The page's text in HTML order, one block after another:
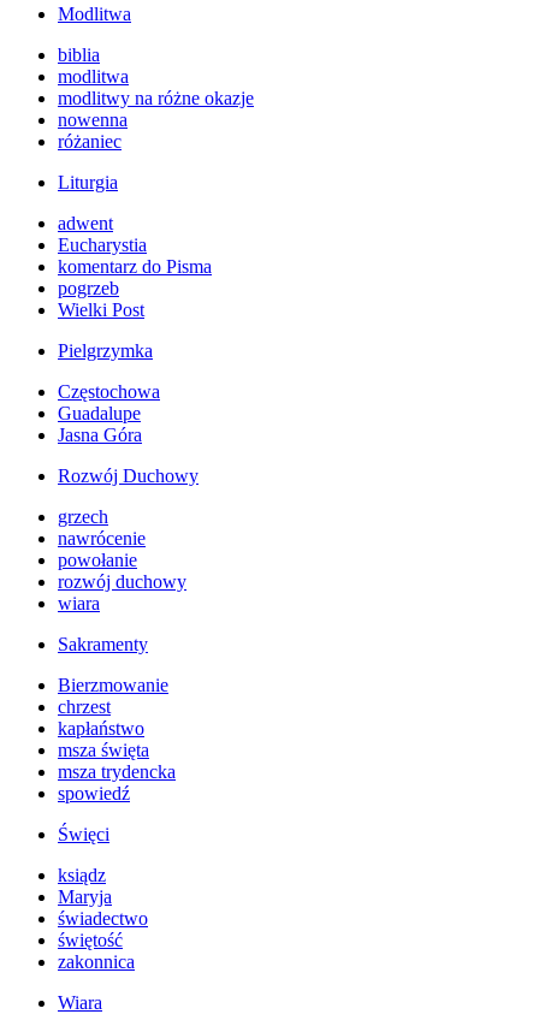
Modlitwa
biblia
modlitwa
modlitwy na różne okazje
nowenna
różaniec
Liturgia
adwent
Eucharystia
komentarz do Pisma
pogrzeb
Wielki Post
Pielgrzymka
Częstochowa
Guadalupe
Jasna Góra
Rozwój Duchowy
grzech
nawrócenie
powołanie
rozwój duchowy
wiara
Sakramenty
Bierzmowanie
chrzest
kapłaństwo
msza święta
msza trydencka
spowiedź
Święci
ksiądz
Maryja
świadectwo
świętość
zakonnica
Wiara